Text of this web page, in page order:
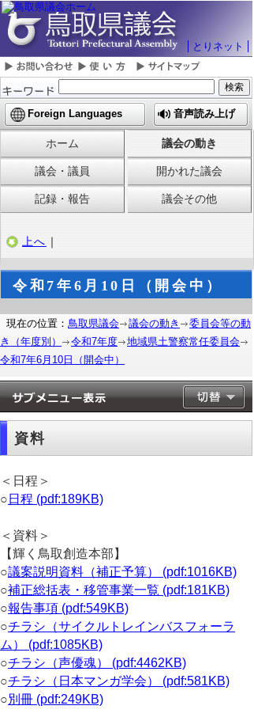
とりネット
Foreign Languages 音声読み上げ
ホーム 議会の動き
議会・議員 開かれた議会
記録・報告 議会その他
上へ ｜
令和7年6月10日（開会中）
現在の位置： 鳥取県議会 議会の動き
委員会等の動
き（年度別）
令和7年度
地域県土警察常任委員会
令和7年6月10日（開会中）
資料
＜日程＞
○ 日程 (pdf:189KB)
＜資料＞
【輝く鳥取創造本部】
○議案説明資料（補正予算） (pdf:1016KB)
○補正総括表・移管事業一覧 (pdf:181KB)
○報告事項 (pdf:549KB)
○チラシ（サイクルトレインバスフォーラ
ム） (pdf:1085KB)
○チラシ（声優魂） (pdf:4462KB)
○チラシ（日本マンガ学会） (pdf:581KB)
○別冊 (pdf:249KB)